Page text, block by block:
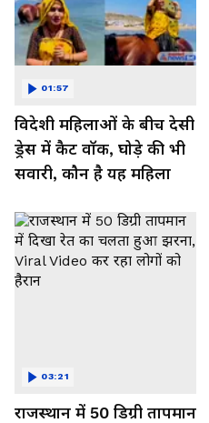
विदेशी महिलाओं के बीच देसी
ड्रेस में कैट वॉक, घोड़े की भी
सवारी, कौन है यह महिला
01:57
राजस्थान में 50 डिग्री तापमान
03:21